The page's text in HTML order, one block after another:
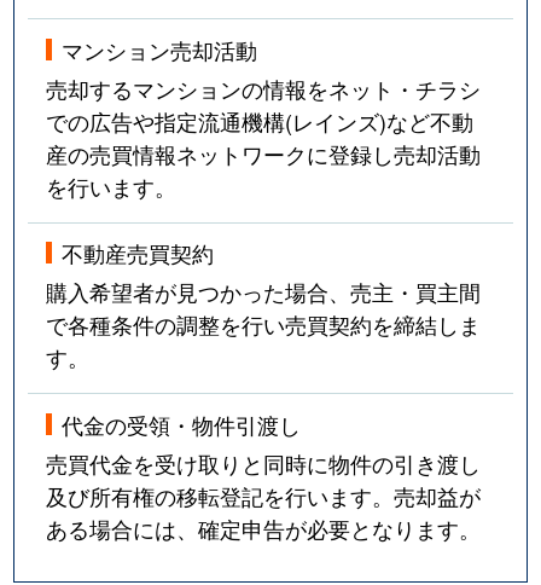
マンション売却活動
売却するマンションの情報をネット・チラシ
での広告や指定流通機構(レインズ)など不動
産の売買情報ネットワークに登録し売却活動
を行います。
不動産売買契約
購入希望者が見つかった場合、売主・買主間
で各種条件の調整を行い売買契約を締結しま
す。
代金の受領・物件引渡し
売買代金を受け取りと同時に物件の引き渡し
及び所有権の移転登記を行います。売却益が
ある場合には、確定申告が必要となります。